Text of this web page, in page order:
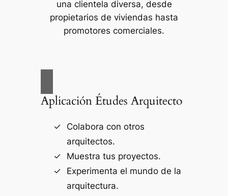
una clientela diversa, desde
propietarios de viviendas hasta
promotores comerciales.
Aplicación Études Arquitecto
Colabora con otros
arquitectos.
Muestra tus proyectos.
Experimenta el mundo de la
arquitectura.